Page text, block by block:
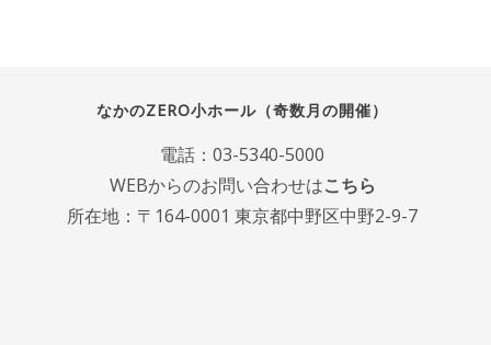
なかのZERO小ホール（奇数月の開催）
電話：03-5340-5000
WEBからのお問い合わせはこちら
所在地：〒164-0001 東京都中野区中野2-9-7